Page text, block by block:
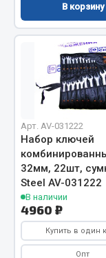
Автолампы
Блоки реле и
Вилки
Выключатели и
Выключатели
Выключатель
Изолента
Весь раздел
В корзину
Арт. AV-031222
Набор ключей
32мм, 22шт,
Steel AV-031222
В наличии
4960 ₽
Купить в один
Опт